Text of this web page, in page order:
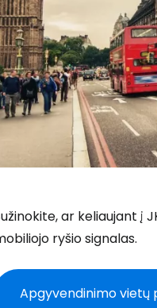
ar keliaujant į
ryšio signalas.
Apgyvendinimo vietų